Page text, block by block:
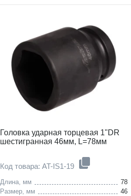
Головка ударная торцевая 1"DR
шестигранная 46мм, L=78мм
Код товара: AT-IS1-19
Длина, мм
78
Размер, мм
46